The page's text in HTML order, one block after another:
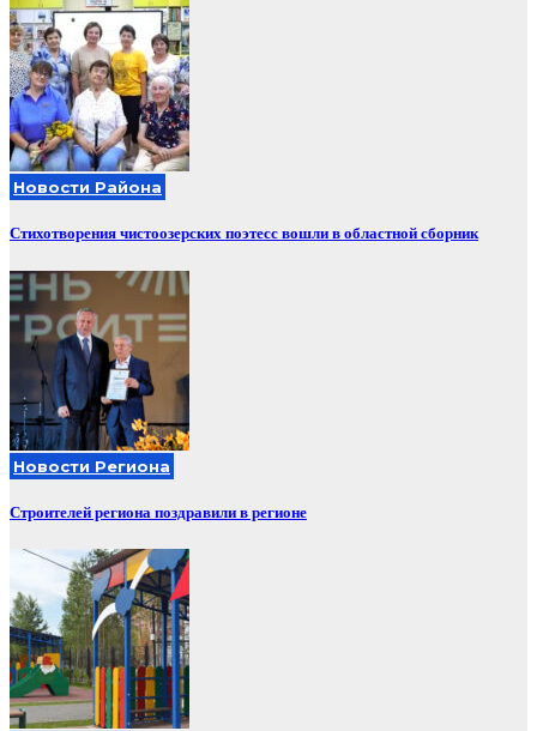
Новости Района
Стихотворения чистоозерских поэтесс вошли в областной сборник
Новости Региона
Строителей региона поздравили в регионе